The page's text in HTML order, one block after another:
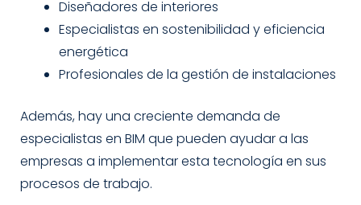
Diseñadores de interiores
Especialistas en sostenibilidad y eficiencia
energética
Profesionales de la gestión de instalaciones
Además, hay una creciente demanda de
especialistas en BIM que pueden ayudar a las
empresas a implementar esta tecnología en sus
procesos de trabajo.